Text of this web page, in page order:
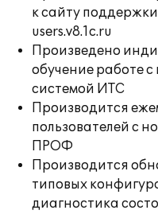
к сайту
users.v8.1c.ru
Произведено
обучение работе
системой ИТС
Производится
пользователей с
ПРОФ
Производится
типовых
диагностика